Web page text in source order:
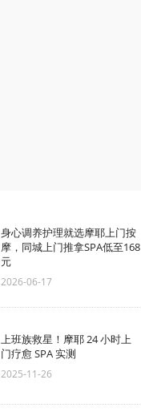
身心调养护理就选摩耶上门按
摩，同城上门推拿SPA低至168
元
2026-06-17
上班族救星！摩耶 24 小时上
门疗愈 SPA 实测
2025-11-26